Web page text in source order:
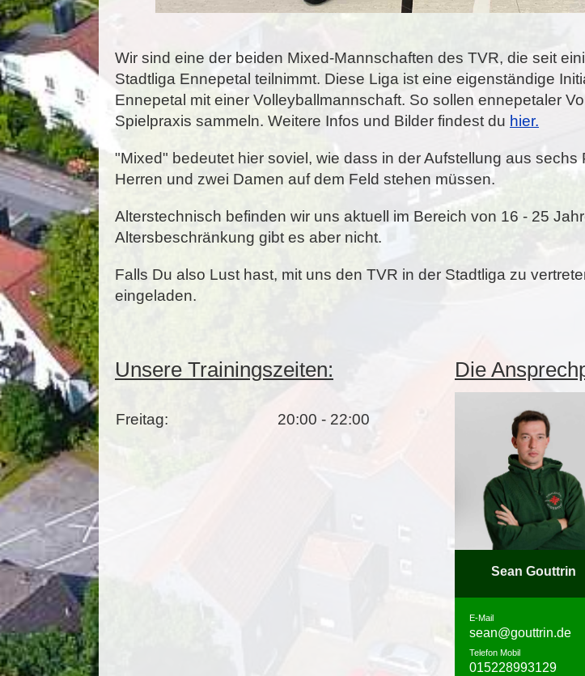
Wir sind eine der beiden Mixed-Mannschaften des TVR, die seit
Stadtliga Ennepetal teilnimmt. Diese Liga ist eine eigenständige
Ennepetal mit einer Volleyballmannschaft. So sollen ennepetaler
Spielpraxis sammeln. Weitere Infos und Bilder findest du hier.
"Mixed" bedeutet hier soviel, wie dass in der Aufstellung aus
Herren und zwei Damen auf dem Feld stehen müssen.
Alterstechnisch befinden wir uns aktuell im Bereich von 16 - 25
Altersbeschränkung gibt es aber nicht.
Falls Du also Lust hast, mit uns den TVR in der Stadtliga zu
eingeladen.
Unsere Trainingszeiten:
Freitag: 20:00 - 22:00
Die
Sean Gouttrin
E-Mail
sean@gouttrin.de
Telefon Mobil
015228993129